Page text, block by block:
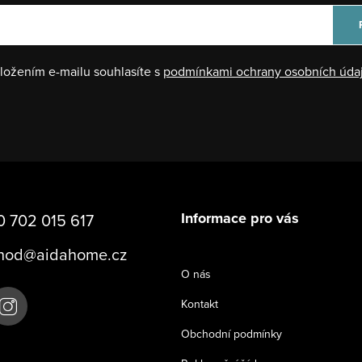
e-mailu souhlasíte s podmínkami ochrany osobních
702 015 617
@aidahome.cz
Informace pro vás
O nás
Kontakt
Obchodní podmínky